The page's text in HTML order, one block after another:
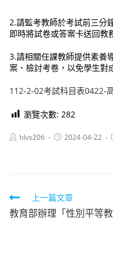
2.請監考教師於考試前三分
即時將試卷或答案卡送回教
3.請相關任課教師提供素養
案、檢討考卷，以免學生對
112-2-02考試科目表0422-
瀏覽次數: 282
Posthlvs206
Post2024-04-22
Read
more
上一篇文章
教育部辦理「性別平等